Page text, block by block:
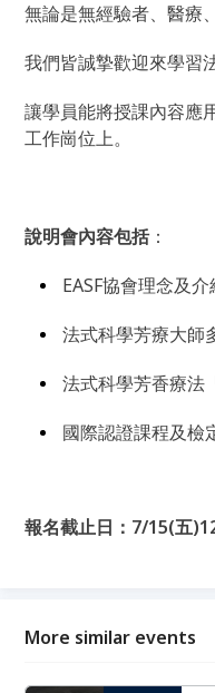
無論是無經驗者、醫療
我們皆誠摯歡迎來學習
讓學員能將授課內容應
工作崗位上。
說明會內容包括：
EASF協會理念及介
法式科學芳療大師
法式科學芳香療法
國際認證課程及檢
報名截止日：7/15(五
More similar events